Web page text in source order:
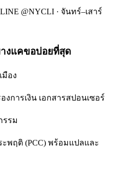
LINE @NYCLI · จันทร์–เสาร์
งแคขอบ่อยที่สุด
มือง
งการเงิน เอกสารสปอนเซอร์
รรม
พฤติ (PCC) พร้อมแปลและ